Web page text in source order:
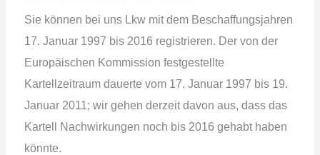
Sie können bei uns Lkw mit dem Beschaffungsjahren
17. Januar 1997 bis 2016 registrieren. Der von der
Europäischen Kommission festgestellte
Kartellzeitraum dauerte vom 17. Januar 1997 bis 19.
Januar 2011; wir gehen derzeit davon aus, dass das
Kartell Nachwirkungen noch bis 2016 gehabt haben
könnte.